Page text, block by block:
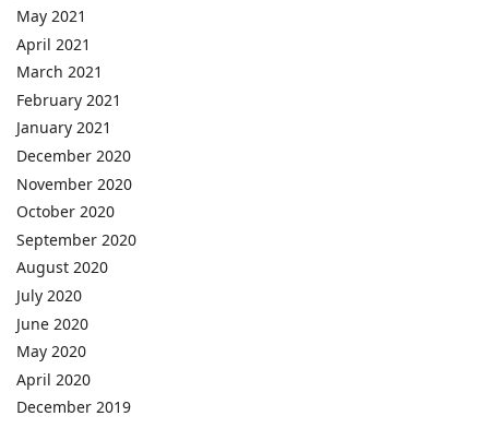
May 2021
April 2021
March 2021
February 2021
January 2021
December 2020
November 2020
October 2020
September 2020
August 2020
July 2020
June 2020
May 2020
April 2020
December 2019